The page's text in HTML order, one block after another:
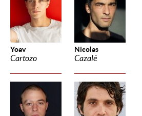
Yoav
Cartozo
Nicolas
Cazalé